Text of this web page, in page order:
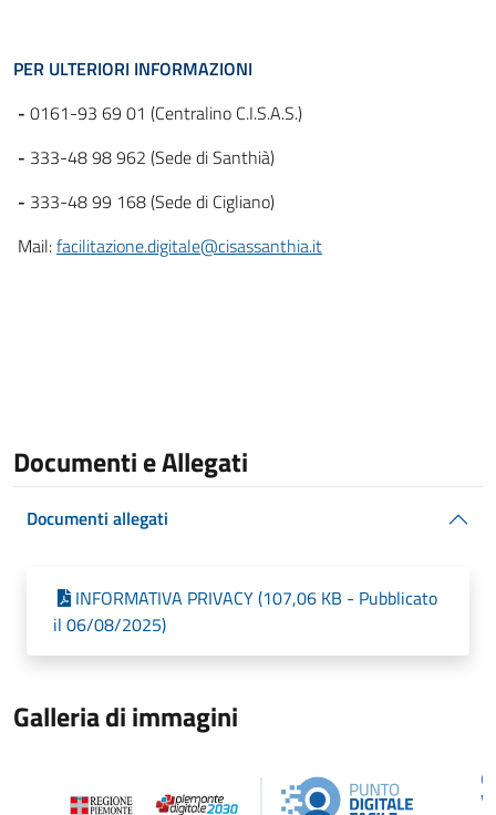
PER ULTERIORI INFORMAZIONI
- 0161-93 69 01 (Centralino C.I.S.A.S.)
- 333-48 98 962 (Sede di Santhià)
- 333-48 99 168 (Sede di Cigliano)
Mail:facilitazione.digitale@cisassanthia.it
Documenti e Allegati
Documenti allegati
INFORMATIVA PRIVACY (107,06 KB - Pubblicato
il 06/08/2025)
Galleria di immagini